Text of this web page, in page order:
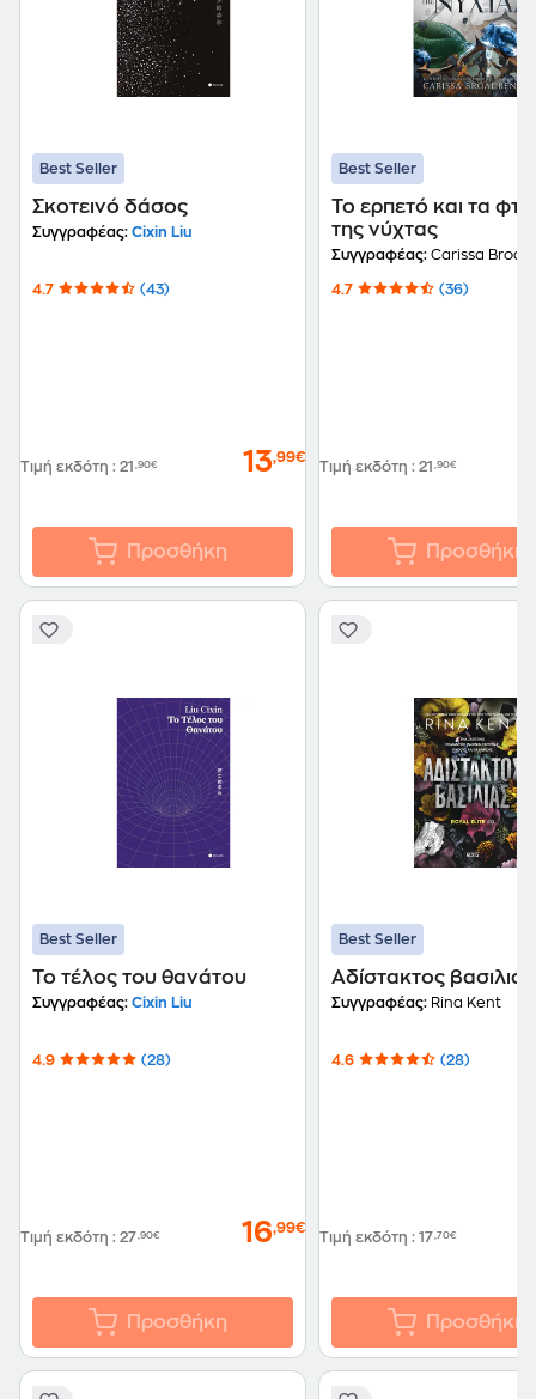
Best Seller
Σκοτεινό δάσος
Συγγραφέας: Cixin Liu
4.7 (43)
Τιμή εκδότη : 21,90€ 13,99€
Προσθήκη
Best Seller
Το ερπετό και τα
της νύχτας
Συγγραφέας: Carissa
4.7 (36)
Τιμή εκδότη : 21,90€
Προσθήκη
Best Seller
Το τέλος του θανάτου
Συγγραφέας: Cixin Liu
4.9 (28)
Τιμή εκδότη : 27,90€ 16,99€
Προσθήκη
Best Seller
Αδίστακτος βασιλιάς
Συγγραφέας: Rina Kent
4.6 (28)
Τιμή εκδότη : 17,70€
Προσθήκη